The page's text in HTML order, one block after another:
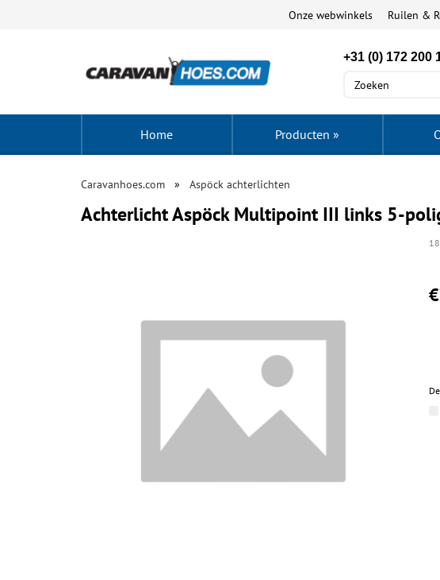
Onze webwinkels Ruilen &
+31 (0) 172 200
Home Producten »
Caravanhoes.com Aspöck achterlichten
Achterlicht Aspöck Multipoint III links 5-